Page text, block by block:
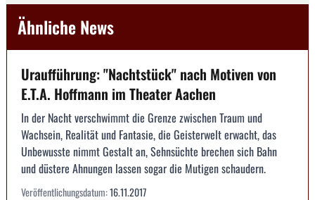
Ähnliche News
Uraufführung: "Nachtstück" nach Motiven von
E.T.A. Hoffmann im Theater Aachen
In der Nacht verschwimmt die Grenze zwischen Traum und
Wachsein, Realität und Fantasie, die Geisterwelt erwacht, das
Unbewusste nimmt Gestalt an, Sehnsüchte brechen sich Bahn
und düstere Ahnungen lassen sogar die Mutigen schaudern.
Veröffentlichungsdatum:16.11.2017